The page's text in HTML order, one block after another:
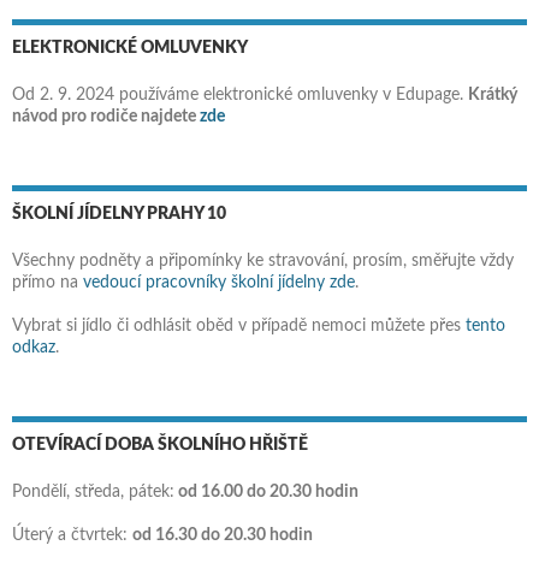
ELEKTRONICKÉ OMLUVENKY
Od 2. 9. 2024 používáme elektronické omluvenky v Edupage. Krátký
návod pro rodiče najdete zde
ŠKOLNÍ JÍDELNY PRAHY 10
Všechny podněty a připomínky ke stravování, prosím, směřujte vždy
přímo na vedoucí pracovníky školní jídelny zde.
Vybrat si jídlo či odhlásit oběd v případě nemoci můžete přes tento
odkaz.
OTEVÍRACÍ DOBA ŠKOLNÍHO HŘIŠTĚ
Pondělí, středa, pátek: od 16.00 do 20.30 hodin
Úterý a čtvrtek: od 16.30 do 20.30 hodin